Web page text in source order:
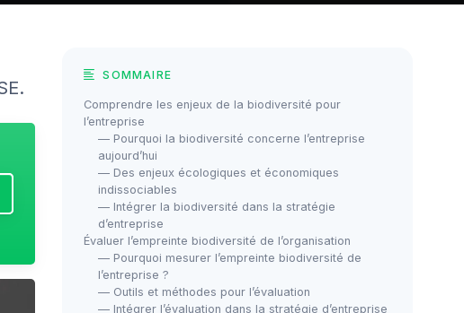
SOMMAIRE
Comprendre les enjeux de la biodiversité pour
l’entreprise
— Pourquoi la biodiversité concerne l’entreprise
aujourd’hui
— Des enjeux écologiques et économiques
indissociables
— Intégrer la biodiversité dans la stratégie
d’entreprise
Évaluer l’empreinte biodiversité de l’organisation
— Pourquoi mesurer l’empreinte biodiversité de
l’entreprise ?
— Outils et méthodes pour l’évaluation
— Intégrer l’évaluation dans la stratégie d’entreprise